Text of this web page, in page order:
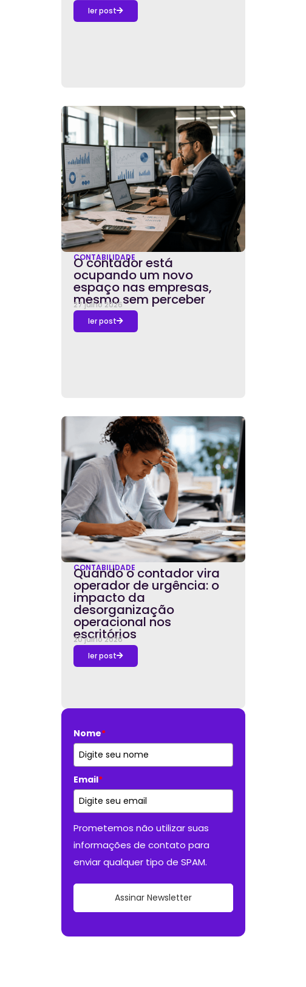
ler post
CONTABILIDADE
O contador está
ocupando um novo
espaço nas empresas,
mesmo sem perceber
27 julho 2026
ler post
CONTABILIDADE
Quando o contador vira
operador de urgência: o
impacto da
desorganização
operacional nos
escritórios
20 julho 2026
ler post
Nome*
Email*
Prometemos não utilizar suas
informações de contato para
enviar qualquer tipo de SPAM.
Assinar Newsletter